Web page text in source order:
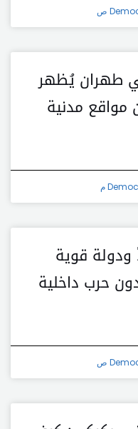
طهران يُظهر
مدنية
ودولة قوية
حرب داخلية